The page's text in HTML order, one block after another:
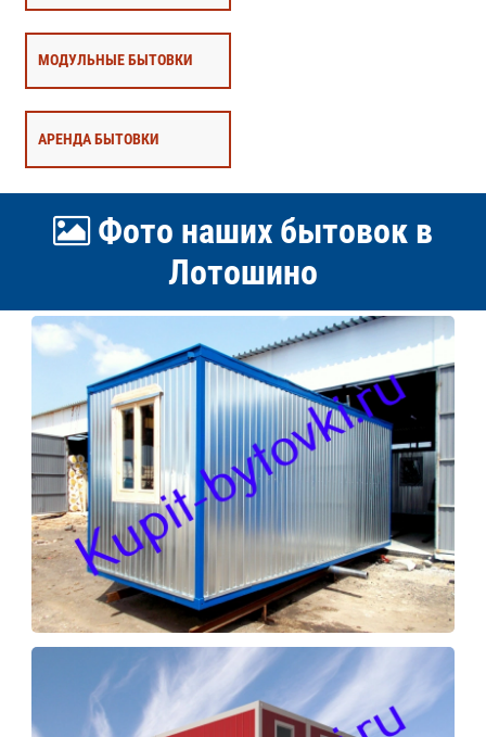
МОДУЛЬНЫЕ БЫТОВКИ
АРЕНДА БЫТОВКИ
Фото наших бытовок в
Лотошино